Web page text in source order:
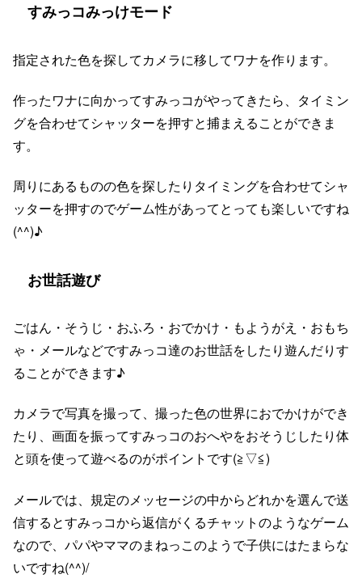
すみっコみっけモード
指定された色を探してカメラに移してワナを作ります。
作ったワナに向かってすみっコがやってきたら、タイミン
グを合わせてシャッターを押すと捕まえることができま
す。
周りにあるものの色を探したりタイミングを合わせてシャ
ッターを押すのでゲーム性があってとっても楽しいですね
(^^)♪
お世話遊び
ごはん・そうじ・おふろ・おでかけ・もようがえ・おもち
ゃ・メールなどですみっコ達のお世話をしたり遊んだりす
ることができます♪
カメラで写真を撮って、撮った色の世界におでかけができ
たり、画面を振ってすみっコのおへやをおそうじしたり体
と頭を使って遊べるのがポイントです(≧▽≦)
メールでは、規定のメッセージの中からどれかを選んで送
信するとすみっコから返信がくるチャットのようなゲーム
なので、パパやママのまねっこのようで子供にはたまらな
いですね(^^)/